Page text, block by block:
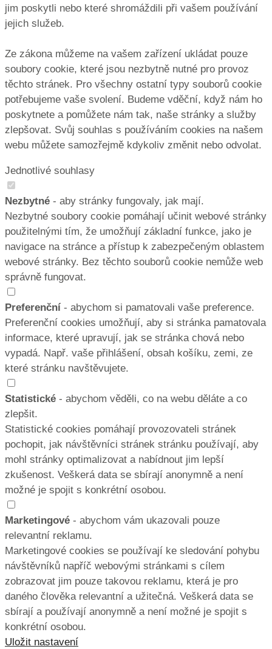
jim poskytli nebo které shromáždili při vašem používání
jejich služeb.
Ze zákona můžeme na vašem zařízení ukládat pouze
soubory cookie, které jsou nezbytně nutné pro provoz
těchto stránek. Pro všechny ostatní typy souborů cookie
potřebujeme vaše svolení. Budeme vděční, když nám ho
poskytnete a pomůžete nám tak, naše stránky a služby
zlepšovat. Svůj souhlas s používáním cookies na našem
webu můžete samozřejmě kdykoliv změnit nebo odvolat.
Jednotlivé souhlasy
Nezbytné - aby stránky fungovaly, jak mají.
Nezbytné soubory cookie pomáhají učinit webové stránky
použitelnými tím, že umožňují základní funkce, jako je
navigace na stránce a přístup k zabezpečeným oblastem
webové stránky. Bez těchto souborů cookie nemůže web
správně fungovat.
Preferenční - abychom si pamatovali vaše preference.
Preferenční cookies umožňují, aby si stránka pamatovala
informace, které upravují, jak se stránka chová nebo
vypadá. Např. vaše přihlášení, obsah košíku, zemi, ze
které stránku navštěvujete.
Statistické - abychom věděli, co na webu děláte a co
zlepšit.
Statistické cookies pomáhají provozovateli stránek
pochopit, jak návštěvníci stránek stránku používají, aby
mohl stránky optimalizovat a nabídnout jim lepší
zkušenost. Veškerá data se sbírají anonymně a není
možné je spojit s konkrétní osobou.
Marketingové - abychom vám ukazovali pouze
relevantní reklamu.
Marketingové cookies se používají ke sledování pohybu
návštěvníků napříč webovými stránkami s cílem
zobrazovat jim pouze takovou reklamu, která je pro
daného člověka relevantní a užitečná. Veškerá data se
sbírají a používají anonymně a není možné je spojit s
konkrétní osobou.
Uložit nastavení